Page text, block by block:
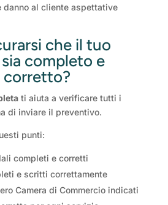
danno al cliente aspettative
che il tuo
completo e
corretto?
ti aiuta a verificare tutti i
di inviare il preventivo.
punti:
completi e corretti
e scritti correttamente
Camera di Commercio indicati